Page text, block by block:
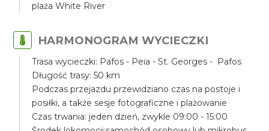
plaża White River
HARMONOGRAM WYCIECZKI
Trasa wycieczki: Pafos - Peia - St. Georges - Pafos
Długość trasy: 50 km
Podczas przejazdu przewidziano czas na postoje i
posiłki, a także sesje fotograficzne i plażowanie
Czas trwania: jeden dzień, zwykle 09:00 - 15:00